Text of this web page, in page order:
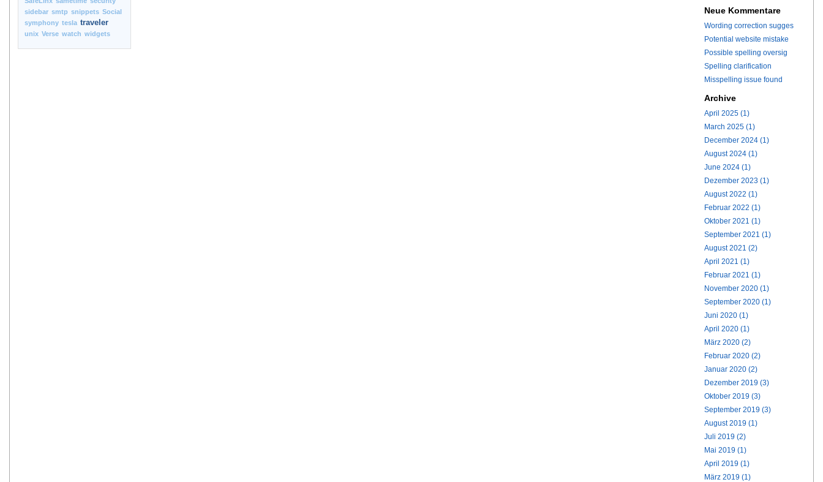
sidebar smtp snippets Social
symphony tesla traveler
unix Verse watch widgets
Neue Kommentare
Wording correction sugges
Potential website mistake
Possible spelling oversig
Spelling clarification
Misspelling issue found
Archive
April 2025 (1)
March 2025 (1)
December 2024 (1)
August 2024 (1)
June 2024 (1)
Dezember 2023 (1)
August 2022 (1)
Februar 2022 (1)
Oktober 2021 (1)
September 2021 (1)
August 2021 (2)
April 2021 (1)
Februar 2021 (1)
November 2020 (1)
September 2020 (1)
Juni 2020 (1)
April 2020 (1)
März 2020 (2)
Februar 2020 (2)
Januar 2020 (2)
Dezember 2019 (3)
Oktober 2019 (3)
September 2019 (3)
August 2019 (1)
Juli 2019 (2)
Mai 2019 (1)
April 2019 (1)
März 2019 (1)